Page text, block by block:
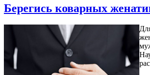
Берегись коварных